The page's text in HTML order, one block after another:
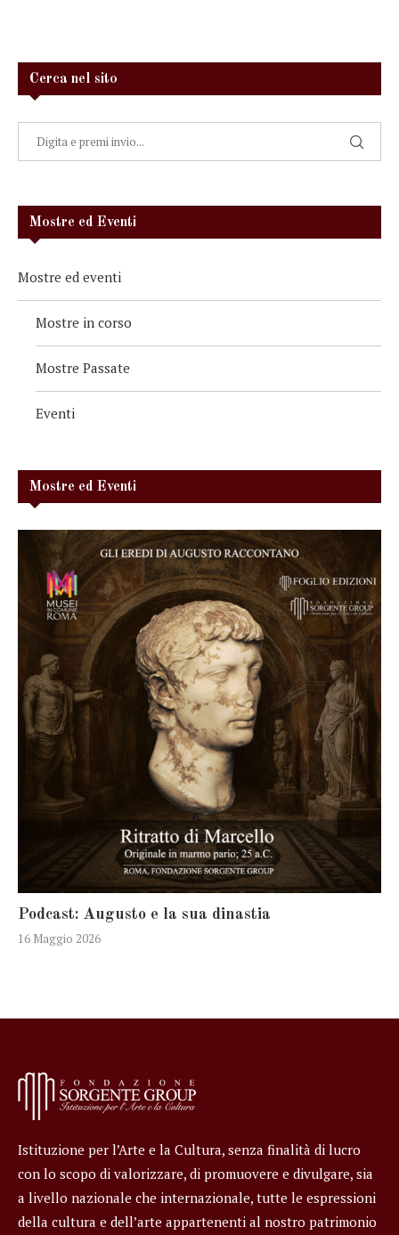
Cerca nel sito
Mostre ed Eventi
Mostre ed eventi
Mostre in corso
Mostre Passate
Eventi
Mostre ed Eventi
Podcast: Augusto e la sua dinastia
16 Maggio 2026
Istituzione per l’Arte e la Cultura, senza finalità di lucro
con lo scopo di valorizzare, di promuovere e divulgare, sia
a livello nazionale che internazionale, tutte le espressioni
della cultura e dell’arte appartenenti al nostro patrimonio